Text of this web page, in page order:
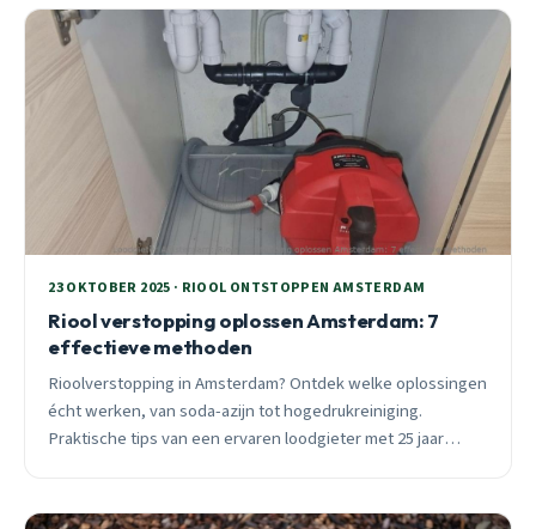
23 OKTOBER 2025 · RIOOL ONTSTOPPEN AMSTERDAM
Riool verstopping oplossen Amsterdam: 7
effectieve methoden
Rioolverstopping in Amsterdam? Ontdek welke oplossingen
écht werken, van soda-azijn tot hogedrukreiniging.
Praktische tips van een ervaren loodgieter met 25 jaar